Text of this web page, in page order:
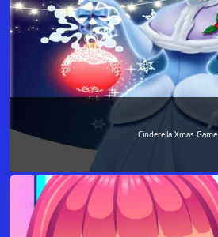
Cinderella Xmas Game